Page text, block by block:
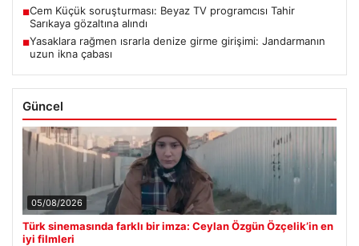
■Cem Küçük soruşturması: Beyaz TV programcısı Tahir
Sarıkaya gözaltına alındı
■Yasaklara rağmen ısrarla denize girme girişimi: Jandarmanın
uzun ikna çabası
Güncel
05/08/2026
Türk sinemasında farklı bir imza: Ceylan Özgün Özçelik’in en
iyi filmleri